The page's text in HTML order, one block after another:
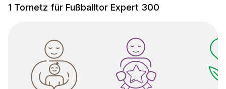
1 Tornetz für Fußballtor Expert 300